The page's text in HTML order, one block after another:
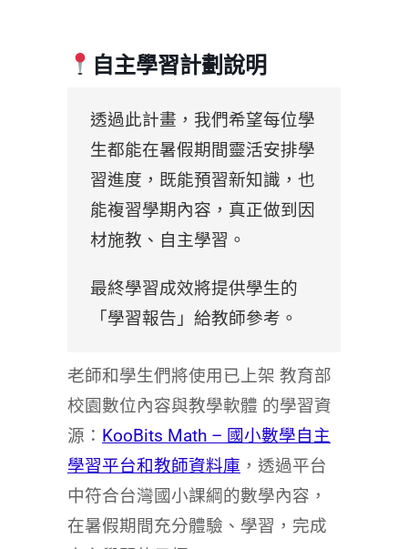
自主學習計劃說明
透過此計畫，我們希望每位學
生都能在暑假期間靈活安排學
習進度，既能預習新知識，也
能複習學期內容，真正做到因
材施教、自主學習。
最終學習成效將提供學生的
「學習報告」給教師參考。
老師和學生們將使用已上架 教育部
校園數位內容與教學軟體 的學習資
源： KooBits Math – 國小數學自主
學習平台和教師資料庫 ，透過平台
中符合台灣國小課綱的數學內容，
在暑假期間充分體驗、學習，完成